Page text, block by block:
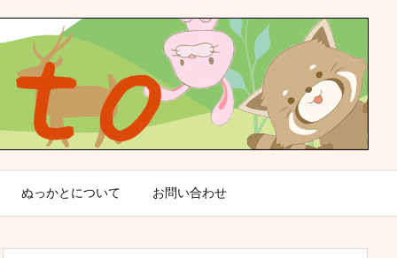
ぬっかとについて お問い合わせ